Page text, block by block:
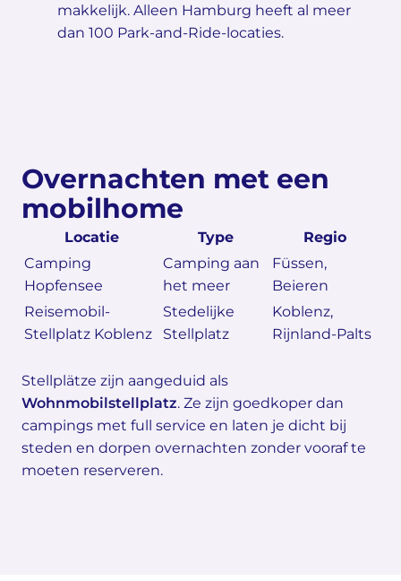
makkelijk. Alleen Hamburg heeft al meer
dan 100 Park-and-Ride-locaties.
Overnachten met een
mobilhome
Locatie Type
Regio
Camping
Hopfensee
Camping aan
het meer
Füssen,
Beieren
Reisemobil-
Stellplatz Koblenz
Stedelijke
Stellplatz
Koblenz,
Rijnland-Palts
Stellplätze zijn aangeduid als
Wohnmobilstellplatz. Ze zijn goedkoper dan
campings met full service en laten je dicht bij
steden en dorpen overnachten zonder vooraf te
moeten reserveren.